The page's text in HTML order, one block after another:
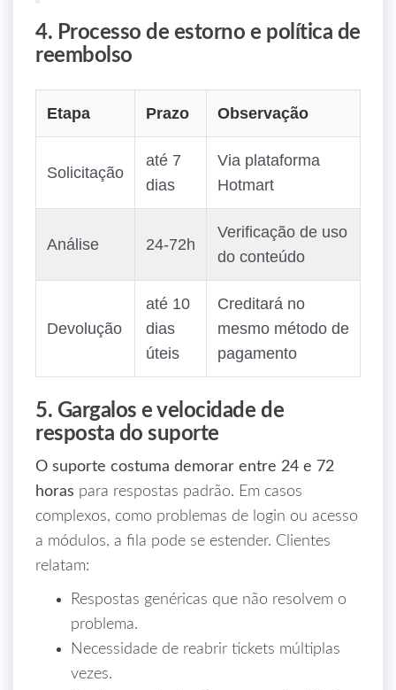
4. Processo de estorno e política de
reembolso
Etapa Prazo Observação
Solicitação
até 7
dias
Via plataforma
Hotmart
Análise 24‑72h
Verificação de uso
do conteúdo
Devolução
até 10
dias
úteis
Creditará no
mesmo método de
pagamento
5. Gargalos e velocidade de
resposta do suporte
O suporte costuma demorar entre 24 e 72
horas para respostas padrão. Em casos
complexos, como problemas de login ou acesso
a módulos, a fila pode se estender. Clientes
relatam:
Respostas genéricas que não resolvem o
problema.
Necessidade de reabrir tickets múltiplas
vezes.